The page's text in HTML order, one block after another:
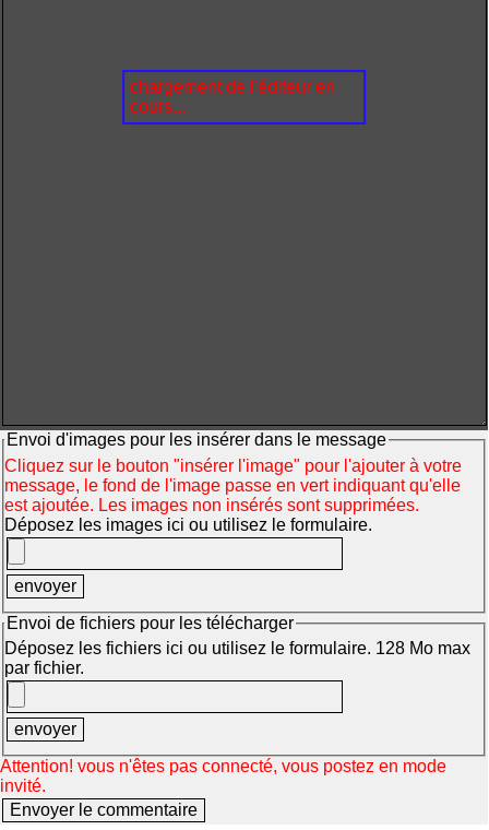
chargement de l'éditeur en
cours...
Envoi d'images pour les insérer dans le message
Cliquez sur le bouton "insérer l'image" pour l'ajouter à votre
message, le fond de l'image passe en vert indiquant qu'elle
est ajoutée. Les images non insérés sont supprimées.
Déposez les images ici ou utilisez le formulaire.
Envoi de fichiers pour les télécharger
Déposez les fichiers ici ou utilisez le formulaire. 128 Mo max
par fichier.
Attention! vous n'êtes pas connecté, vous postez en mode
invité.